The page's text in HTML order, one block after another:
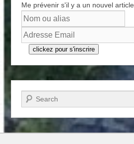
Me prévenir s'il y a un nouvel article
clickez pour s'inscrire
Recherche